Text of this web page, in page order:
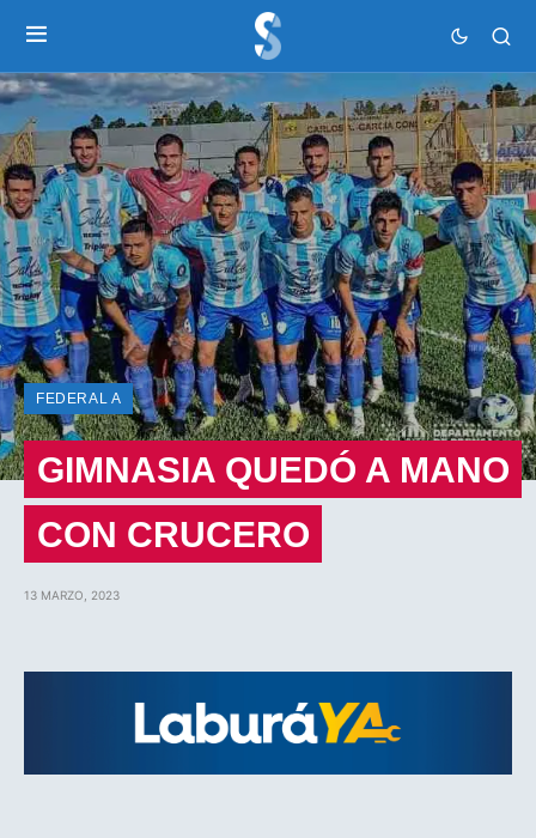
FEDERAL A
GIMNASIA QUEDÓ A MANO
CON CRUCERO
13 MARZO, 2023